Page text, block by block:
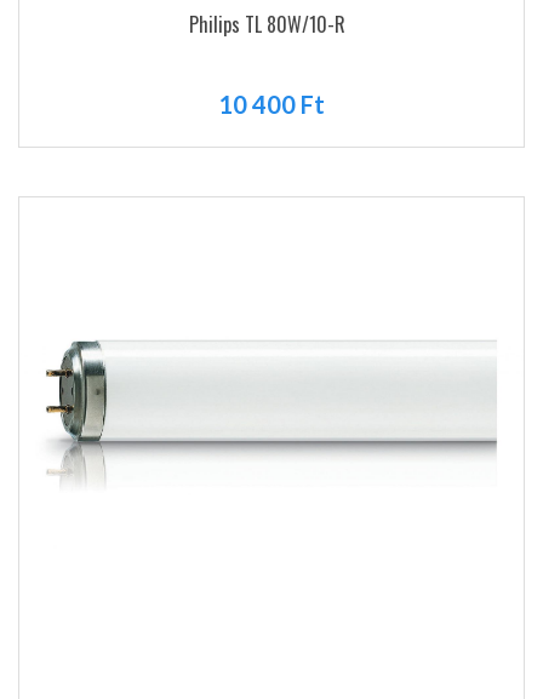
Philips TL 80W/10-R
10 400 Ft